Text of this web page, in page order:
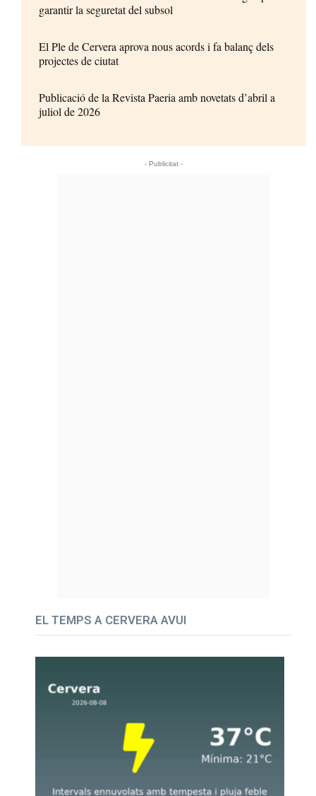
garantir la seguretat del subsol
El Ple de Cervera aprova nous acords i fa balanç dels
projectes de ciutat
Publicació de la Revista Paeria amb novetats d’abril a
juliol de 2026
- Publicitat -
EL TEMPS A CERVERA AVUI